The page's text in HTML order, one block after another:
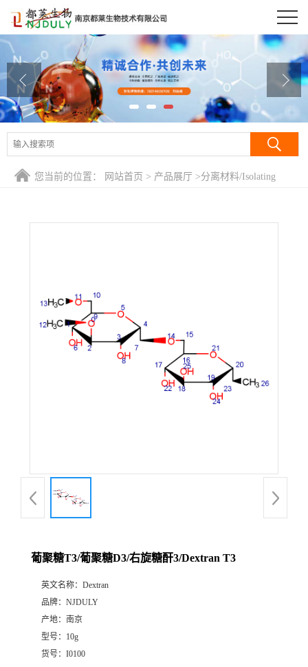
公司首页
公司介绍
公司动态
产品展厅
证书荣誉
您当前的位置： 网站首页 > 产品展厅 >分离材料/Isolating
葡聚糖T3/葡聚糖D3/右旋糖酐3/Dextran T3
英文名称： Dextran
品牌： NJDULY
产地： 南京
型号： 10g
货号： I0100